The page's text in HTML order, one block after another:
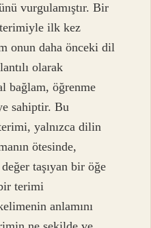
vurgulamıştır. Bir
ilk kez
onun daha önceki dil
olarak
bağlam, öğrenme
sahiptir. Bu
yalnızca dilin
ötesinde,
taşıyan bir öğe
terimi
anlamını